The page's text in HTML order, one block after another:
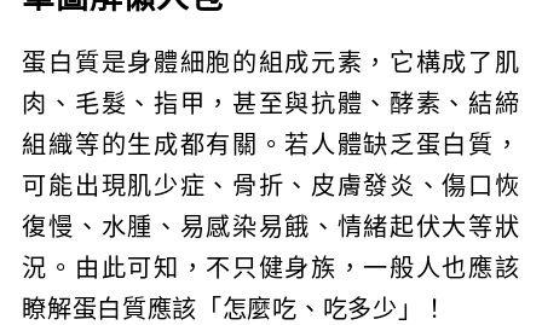
蛋白質是身體細胞的組成元素，它構成了肌
肉、毛髮、指甲，甚至與抗體、酵素、結締
組織等的生成都有關。若人體缺乏蛋白質，
可能出現肌少症、骨折、皮膚發炎、傷口恢
復慢、水腫、易感染易餓、情緒起伏大等狀
況。由此可知，不只健身族，一般人也應該
瞭解蛋白質應該「怎麼吃、吃多少」！